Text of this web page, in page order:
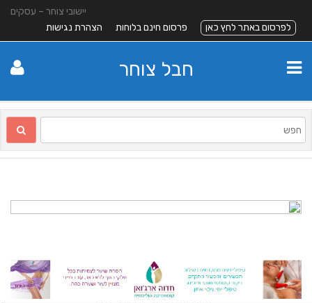
יישובי צוחר – עסקים
לפרסום באתר לחץ כאן
פרסום חינם בלוחות הצהרת נגישות
חבל צוחר